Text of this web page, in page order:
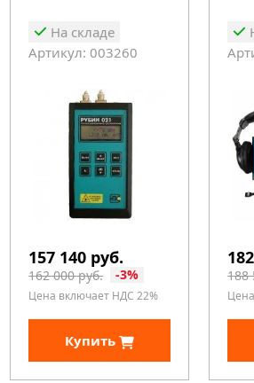
На складе
Артикул: 003260
157 140 руб.
162 000 руб. -3%
Цена включает НДС 22%
Купить
188